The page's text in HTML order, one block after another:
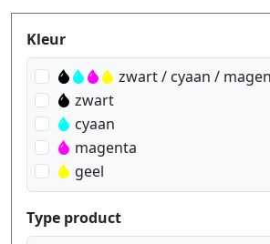
Produktfilter
Kleur
zwart / cyaan /
zwart
cyaan
magenta
geel
Type product